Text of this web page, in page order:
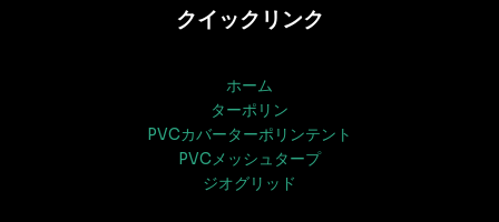
クイックリンク
ホーム
ターポリン
PVCカバーターポリンテント
PVCメッシュタープ
ジオグリッド